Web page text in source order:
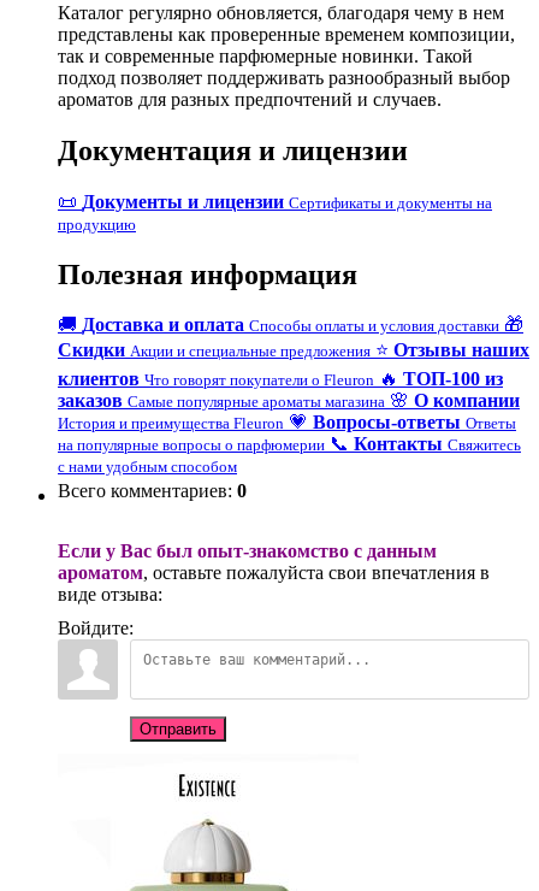
Каталог регулярно обновляется, благодаря чему в нем
представлены как проверенные временем композиции,
так и современные парфюмерные новинки. Такой
подход позволяет поддерживать разнообразный выбор
ароматов для разных предпочтений и случаев.
Документация и лицензии
📜 Документы и лицензии Сертификаты и документы на
продукцию
Полезная информация
🚚 Доставка и оплата Способы оплаты и условия доставки 🎁
Скидки Акции и специальные предложения ⭐ Отзывы наших
клиентов Что говорят покупатели о Fleuron 🔥 ТОП-100 из
заказов Самые популярные ароматы магазина 🌸 О компании
История и преимущества Fleuron 💗 Вопросы-ответы Ответы
на популярные вопросы о парфюмерии 📞 Контакты Свяжитесь
с нами удобным способом
Всего комментариев: 0
Если у Вас был опыт-знакомство с данным
ароматом, оставьте пожалуйста свои впечатления в
виде отзыва:
Войдите:
Отправить